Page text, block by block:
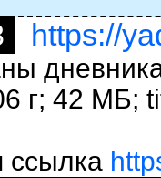
https://
г; 42 МБ;
ссылка